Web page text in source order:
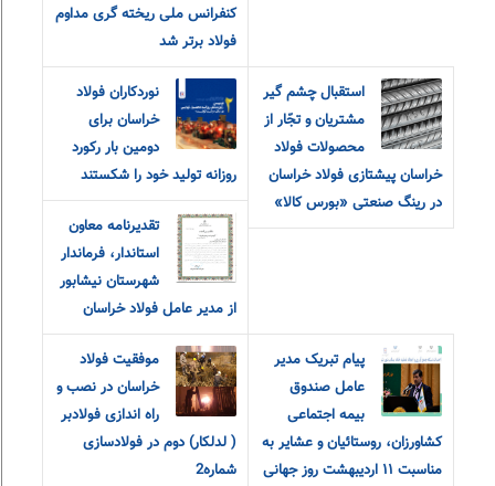
کنفرانس ملی ریخته گری مداوم
فولاد برتر شد
استقبال چشم گیر
مشتریان و تجّار از
محصولات فولاد
خراسان پیشتازی فولاد خراسان
در رینگ صنعتی «بورس کالا»
نوردکاران فولاد
خراسان برای
دومین بار رکورد
روزانه تولید خود را شکستند
تقدیرنامه معاون
استاندار، فرماندار
شهرستان نیشابور
از مدیر عامل فولاد خراسان
پیام تبریک مدیر
عامل صندوق
بیمه اجتماعی
کشاورزان، روستائیان و عشایر به
مناسبت ۱۱ اردیبهشت روز جهانی
موفقیت فولاد
خراسان در نصب و
راه اندازی فولادبر
( لدلکار) دوم در فولادسازی
شماره2